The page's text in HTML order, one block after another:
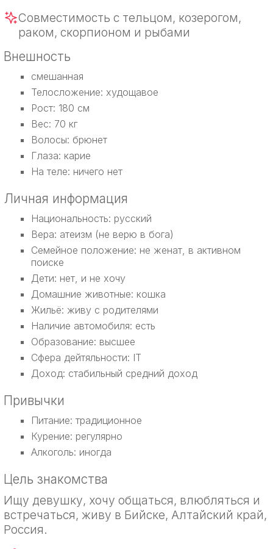
Совместимость с тельцом, козерогом,
раком, скорпионом и рыбами
Внешность
смешанная
Телосложение: худощавое
Рост: 180 см
Вес: 70 кг
Волосы: брюнет
Глаза: карие
На теле: ничего нет
Личная информация
Национальность: русский
Вера: атеизм (не верю в бога)
Семейное положение: не женат, в активном
поиске
Дети: нет, и не хочу
Домашние животные: кошка
Жильё: живу с родителями
Наличие автомобиля: есть
Образование: высшее
Сфера дейтяльности: IT
Доход: стабильный средний доход
Привычки
Питание: традиционное
Курение: регулярно
Алкоголь: иногда
Цель знакомства
Ищу девушку, хочу общаться, влюбляться и
встречаться, живу в Бийске, Алтайский край,
Россия.